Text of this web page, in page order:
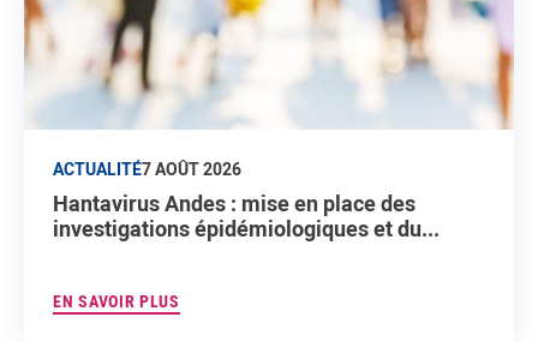
ACTUALITÉ7 AOÛT 2026
Hantavirus Andes : mise en place des
investigations épidémiologiques et du...
EN SAVOIR PLUS